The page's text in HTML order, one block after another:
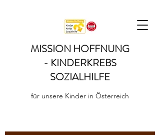
MISSION HOFFNUNG
- KINDERKREBS
SOZIALHILFE
für unsere Kinder in Österreich